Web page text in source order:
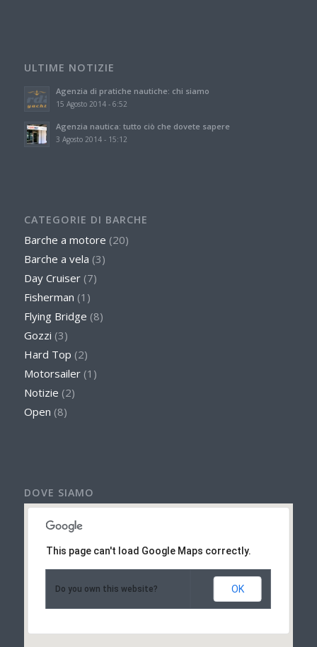
ULTIME NOTIZIE
Agenzia di pratiche nautiche: chi siamo
15 Agosto 2014 - 6:52
Agenzia nautica: tutto ciò che dovete sapere
3 Agosto 2014 - 15:12
CATEGORIE DI BARCHE
Barche a motore (20)
Barche a vela (3)
Day Cruiser(7)
Fisherman (1)
Flying Bridge (8)
Gozzi (3)
Hard Top (2)
Motorsailer(1)
Notizie (2)
Open (8)
DOVE SIAMO
This page can't load Google Maps correctly.
Do you own this website? OK